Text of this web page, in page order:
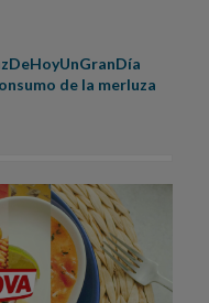
de la merluza